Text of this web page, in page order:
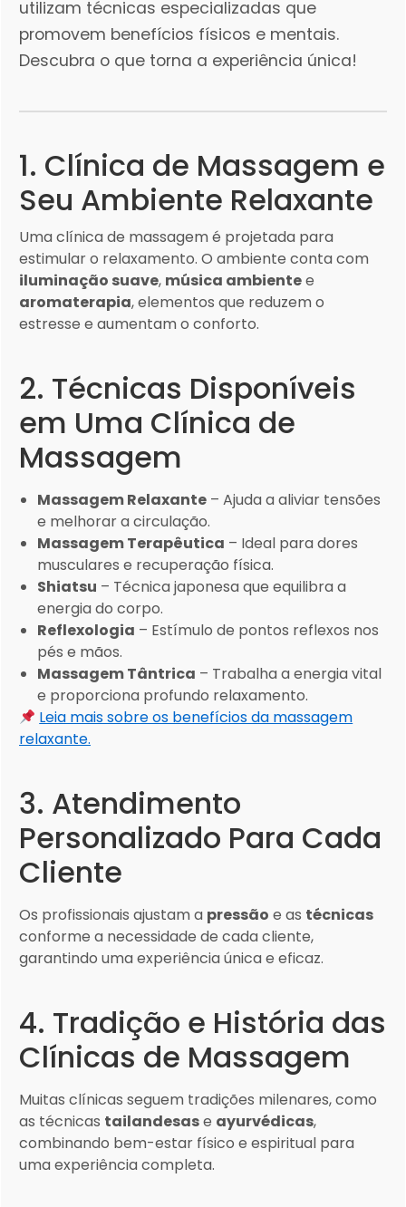
utilizam técnicas especializadas que
promovem benefícios físicos e mentais.
Descubra o que torna a experiência única!
1. Clínica de Massagem e
Seu Ambiente Relaxante
Uma clínica de massagem é projetada para
estimular o relaxamento. O ambiente conta com
iluminação suave, música ambientee
aromaterapia, elementos que reduzem o
estresse e aumentam o conforto.
2. Técnicas Disponíveis
em Uma Clínica de
Massagem
Massagem Relaxante – Ajuda a aliviar tensões
e melhorar a circulação.
Massagem Terapêutica – Ideal para dores
musculares e recuperação física.
Shiatsu – Técnica japonesa que equilibra a
energia do corpo.
Reflexologia – Estímulo de pontos reflexos nos
pés e mãos.
Massagem Tântrica – Trabalha a energia vital
e proporciona profundo relaxamento.
Leia mais sobre os benefícios da massagem
relaxante.
3. Atendimento
Personalizado Para Cada
Cliente
Os profissionais ajustam a pressão e as técnicas
conforme a necessidade de cada cliente,
garantindo uma experiência única e eficaz.
4. Tradição e História das
Clínicas de Massagem
Muitas clínicas seguem tradições milenares, como
as técnicas tailandesase ayurvédicas,
combinando bem-estar físico e espiritual para
uma experiência completa.